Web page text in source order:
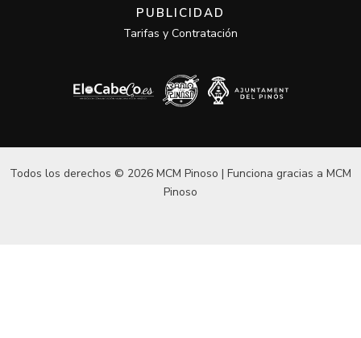
PUBLICIDAD
Tarifas y Contratación
Todos los derechos © 2026 MCM Pinoso | Funciona gracias a MCM
Pinoso